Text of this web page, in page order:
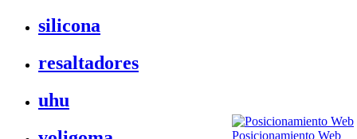
silicona
resaltadores
uhu
Posicionamiento Web